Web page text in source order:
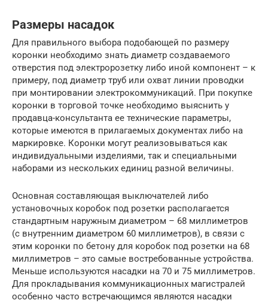
Размеры насадок
Для правильного выбора подобающей по размеру
коронки необходимо знать диаметр создаваемого
отверстия под электророзетку либо иной компонент – к
примеру, под диаметр труб или охват линии проводки
при монтировании электрокоммуникаций. При покупке
коронки в торговой точке необходимо выяснить у
продавца-консультанта ее технические параметры,
которые имеются в прилагаемых документах либо на
маркировке. Коронки могут реализовываться как
индивидуальными изделиями, так и специальными
наборами из нескольких единиц разной величины.
Основная составляющая выключателей либо
установочных коробок под розетки располагается
стандартным наружным диаметром – 68 миллиметров
(с внутренним диаметром 60 миллиметров), в связи с
этим коронки по бетону для коробок под розетки на 68
миллиметров – это самые востребованные устройства.
Меньше используются насадки на 70 и 75 миллиметров.
Для прокладывания коммуникационных магистралей
особенно часто встречающимся являются насадки